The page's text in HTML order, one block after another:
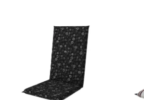
Deštníky
Gastro produkty